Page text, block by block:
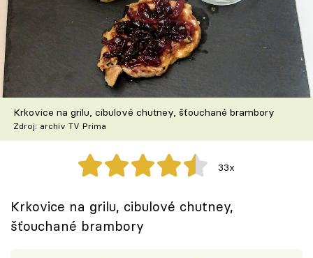
TV Program
Škola vaření
Recepty z TV
Speciál: Cuketa
Těhotnej kuchař
Přihlášení
Krkovice na grilu, cibulové chutney, šťouchané brambory
Zdroj: archiv TV Prima
33x
Krkovice na grilu, cibulové chutney,
šťouchané brambory